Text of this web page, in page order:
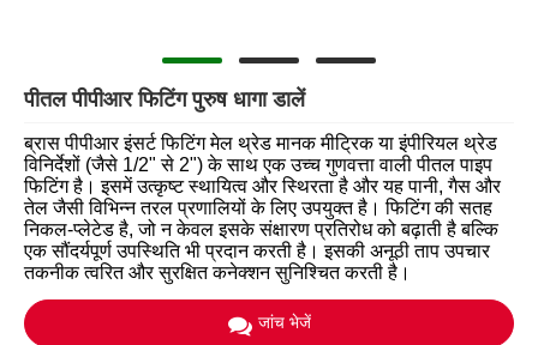
पीतल पीपीआर फिटिंग पुरुष धागा डालें
ब्रास पीपीआर इंसर्ट फिटिंग मेल थ्रेड मानक मीट्रिक या इंपीरियल थ्रेड
विनिर्देशों (जैसे 1/2" से 2") के साथ एक उच्च गुणवत्ता वाली पीतल पाइप
फिटिंग है। इसमें उत्कृष्ट स्थायित्व और स्थिरता है और यह पानी, गैस और
तेल जैसी विभिन्न तरल प्रणालियों के लिए उपयुक्त है। फिटिंग की सतह
निकल-प्लेटेड है, जो न केवल इसके संक्षारण प्रतिरोध को बढ़ाती है बल्कि
एक सौंदर्यपूर्ण उपस्थिति भी प्रदान करती है। इसकी अनूठी ताप उपचार
तकनीक त्वरित और सुरक्षित कनेक्शन सुनिश्चित करती है।
जांच भेजें